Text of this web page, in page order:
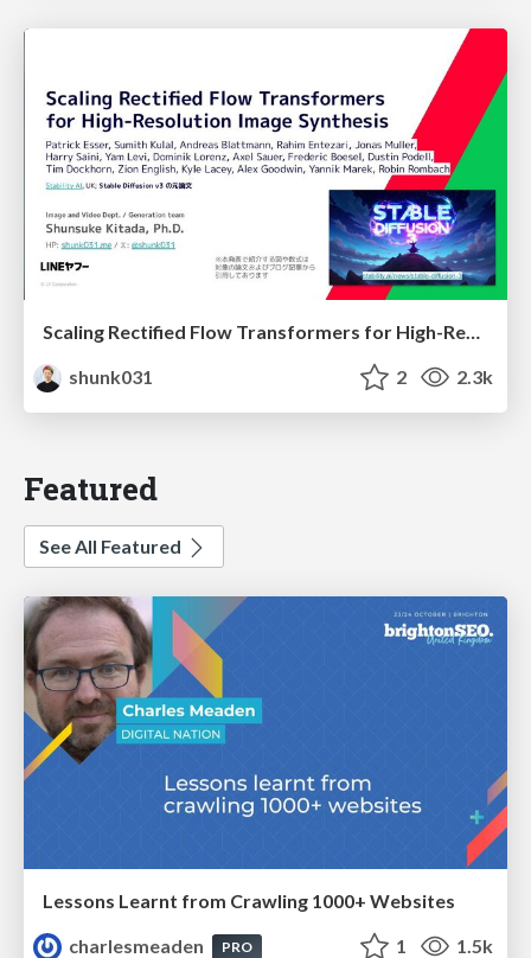
Scaling Rectified Flow Transformers for High-Resolution Image Synthesis / Stable Diffusion 3
shunk031
2 2.3k
Featured
See All Featured
Lessons Learnt from Crawling 1000+ Websites
charlesmeaden
PRO 1 1.5k